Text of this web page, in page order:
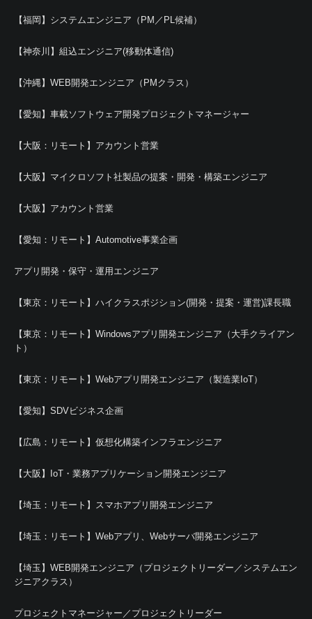
【福岡】システムエンジニア（PM／PL候補）
【神奈川】組込エンジニア(移動体通信)
【沖縄】WEB開発エンジニア（PMクラス）
【愛知】車載ソフトウェア開発プロジェクトマネージャー
【大阪：リモート】アカウント営業
【大阪】マイクロソフト社製品の提案・開発・構築エンジニア
【大阪】アカウント営業
【愛知：リモート】Automotive事業企画
アプリ開発・保守・運用エンジニア
【東京：リモート】ハイクラスポジション(開発・提案・運営)課長職
【東京：リモート】Windowsアプリ開発エンジニア（大手クライアン
ト）
【東京：リモート】Webアプリ開発エンジニア（製造業IoT）
【愛知】SDVビジネス企画
【広島：リモート】仮想化構築インフラエンジニア
【大阪】IoT・業務アプリケーション開発エンジニア
【埼玉：リモート】スマホアプリ開発エンジニア
【埼玉：リモート】Webアプリ、Webサーバ開発エンジニア
【埼玉】WEB開発エンジニア（プロジェクトリーダー／システムエン
ジニアクラス）
プロジェクトマネージャー／プロジェクトリーダー